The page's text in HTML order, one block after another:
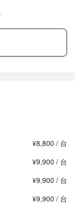
¥8,800 / 台
¥9,900 / 台
¥9,900 / 台
¥9,900 / 台